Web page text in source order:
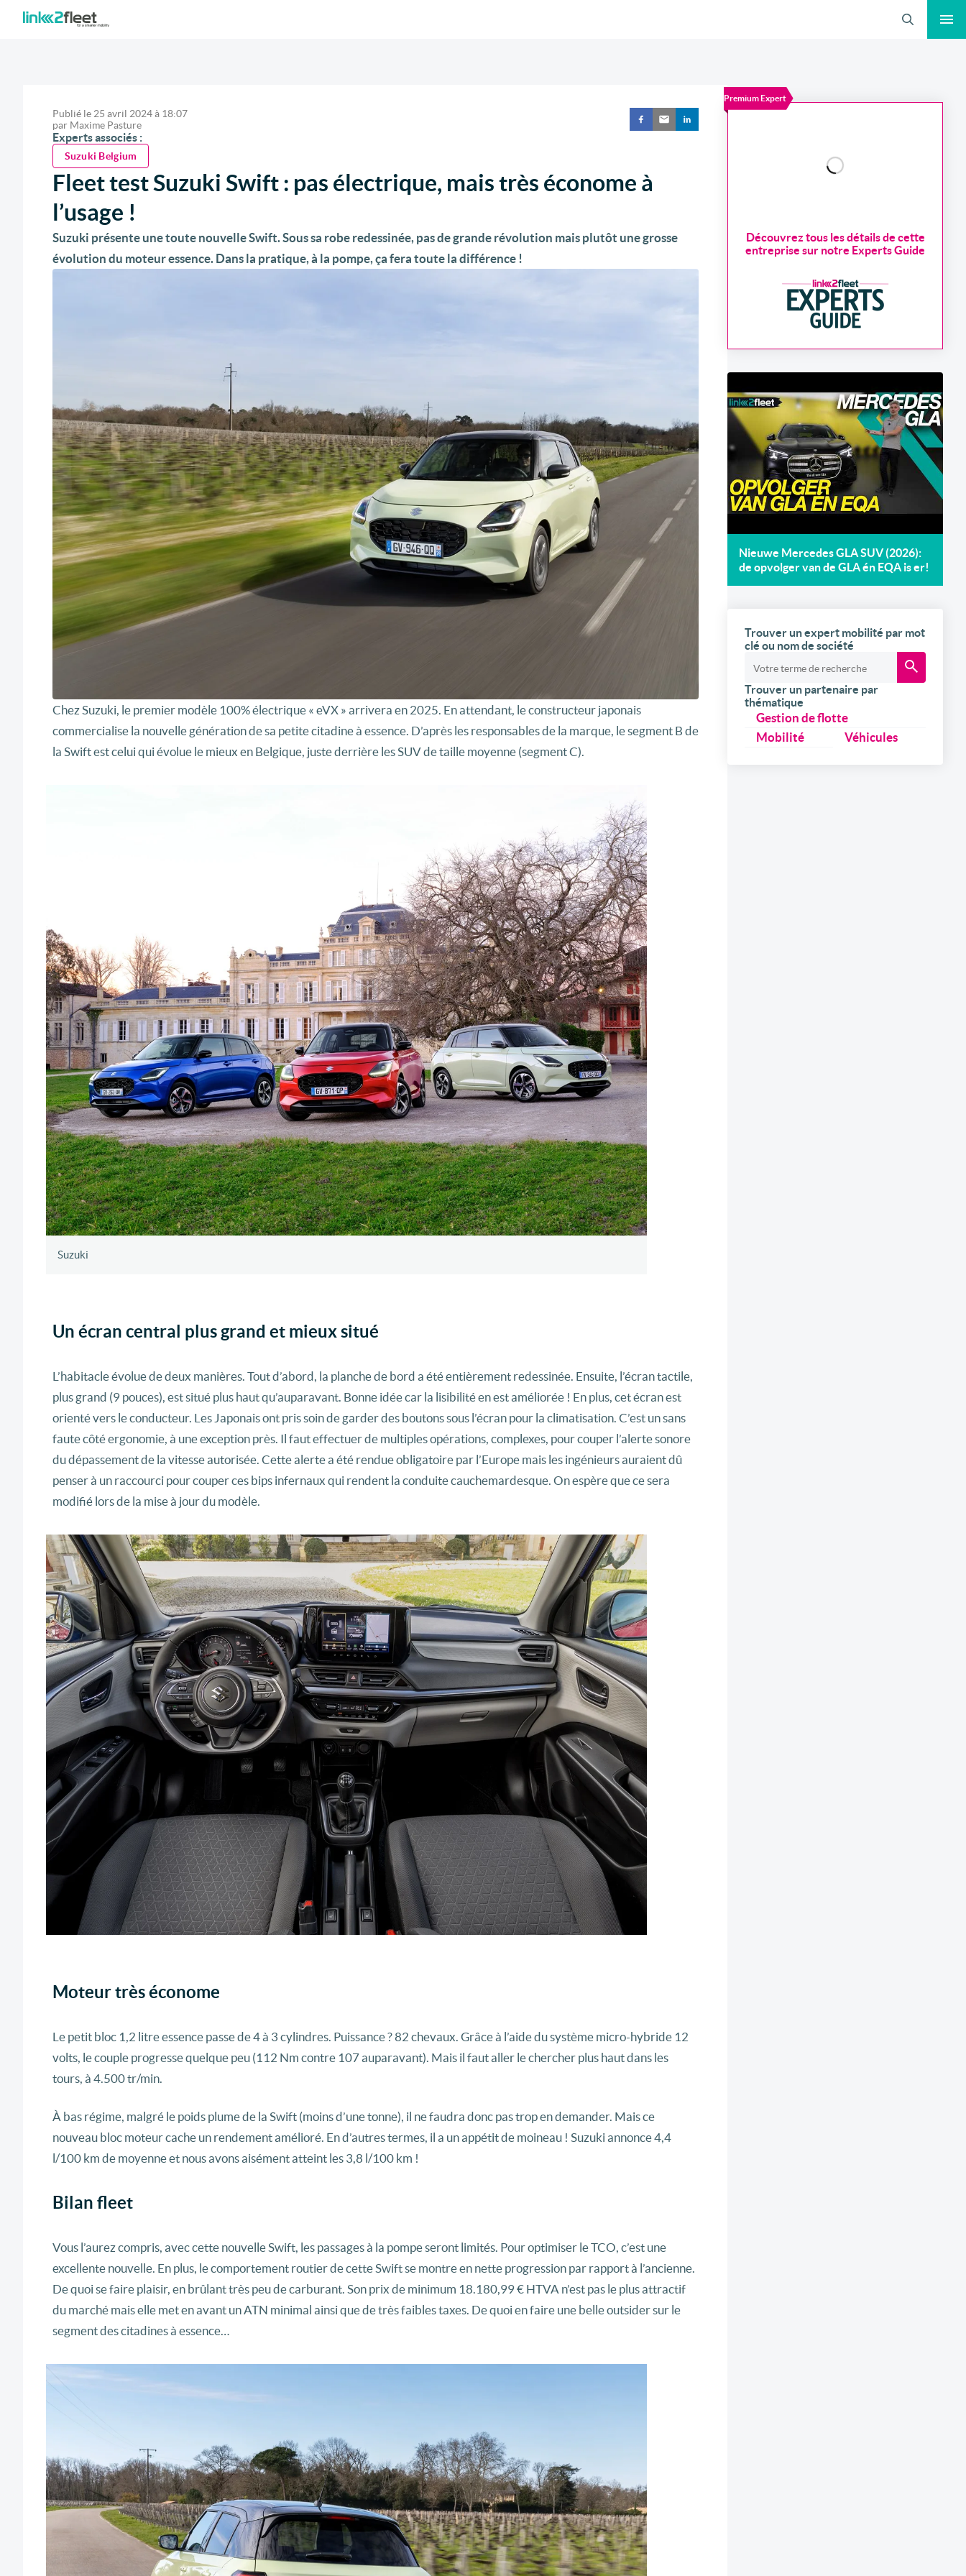
Publié le 25 avril 2024 à 18:07
par Maxime Pasture
Experts associés :
Suzuki Belgium
Fleet test Suzuki Swift : pas électrique, mais très économe à
l’usage !
Suzuki présente une toute nouvelle Swift. Sous sa robe redessinée, pas de grande révolution mais plutôt une grosse
évolution du moteur essence. Dans la pratique, à la pompe, ça fera toute la différence !
Chez Suzuki, le premier modèle 100% électrique « eVX » arrivera en 2025. En attendant, le constructeur japonais
commercialise la nouvelle génération de sa petite citadine à essence. D’après les responsables de la marque, le segment B de
la Swift est celui qui évolue le mieux en Belgique, juste derrière les SUV de taille moyenne (segment C).
Suzuki
Un écran central plus grand et mieux situé
L’habitacle évolue de deux manières. Tout d’abord, la planche de bord a été entièrement redessinée. Ensuite, l’écran tactile,
plus grand (9 pouces), est situé plus haut qu’auparavant. Bonne idée car la lisibilité en est améliorée ! En plus, cet écran est
orienté vers le conducteur. Les Japonais ont pris soin de garder des boutons sous l’écran pour la climatisation. C’est un sans
faute côté ergonomie, à une exception près. Il faut effectuer de multiples opérations, complexes, pour couper l’alerte sonore
du dépassement de la vitesse autorisée. Cette alerte a été rendue obligatoire par l’Europe mais les ingénieurs auraient dû
penser à un raccourci pour couper ces bips infernaux qui rendent la conduite cauchemardesque. On espère que ce sera
modifié lors de la mise à jour du modèle.
Moteur très économe
Le petit bloc 1,2 litre essence passe de 4 à 3 cylindres. Puissance ? 82 chevaux. Grâce à l’aide du système micro-hybride 12
volts, le couple progresse quelque peu (112 Nm contre 107 auparavant). Mais il faut aller le chercher plus haut dans les
tours, à 4.500 tr/min.
À bas régime, malgré le poids plume de la Swift (moins d’une tonne), il ne faudra donc pas trop en demander. Mais ce
nouveau bloc moteur cache un rendement amélioré. En d’autres termes, il a un appétit de moineau ! Suzuki annonce 4,4
l/100 km de moyenne et nous avons aisément atteint les 3,8 l/100 km !
Bilan fleet
Vous l’aurez compris, avec cette nouvelle Swift, les passages à la pompe seront limités. Pour optimiser le TCO, c’est une
excellente nouvelle. En plus, le comportement routier de cette Swift se montre en nette progression par rapport à l’ancienne.
De quoi se faire plaisir, en brûlant très peu de carburant. Son prix de minimum 18.180,99 € HTVA n’est pas le plus attractif
du marché mais elle met en avant un ATN minimal ainsi que de très faibles taxes. De quoi en faire une belle outsider sur le
segment des citadines à essence…
Premium Expert
Découvrez tous les détails de cette
entreprise sur notre Experts Guide
Nieuwe Mercedes GLA SUV (2026):
de opvolger van de GLA én EQA is er!
Trouver un expert mobilité par mot
clé ou nom de société
Trouver un partenaire par
thématique
Gestion de flotte
Mobilité
Véhicules